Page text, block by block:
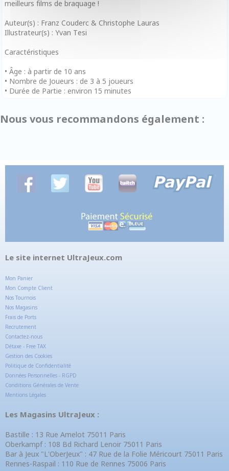
meilleurs films de braquage !
Auteur(s) : Franz Couderc & Christophe Lauras
Illustrateur(s) : Yvan Tesi
Caractéristiques
• Âge : à partir de 10 ans
• Nombre de Joueurs : de 3 à 5 joueurs
• Durée de Partie : environ 15 minutes
Nous vous recommandons également :
Le site internet UltraJeux.com
Mon Panier
Mon Compte Client
Nos Tournois
Nos Magasins
Frais de Ports
Recrutement
Contactez-nous
Détaxe - Free TAX
Gestion des Cookies
Politique de Confidentialité
Données Personnelles - RGPD
Conditions Générales de Vente
Mentions Légales
Les Magasins UltraJeux :
Bastille : 13 Rue Amelot 75011 Paris
Oberkampf : 108 Bd Richard Lenoir 75011 Paris
Bar à Jeux "L'OberJeux" : 47 Rue de la Folie Méricourt 75011 Paris
Rennes-Raspail : 110 Rue de Rennes 75006 Paris